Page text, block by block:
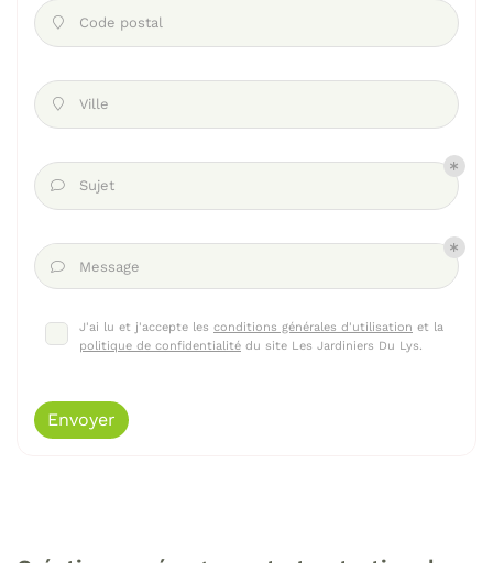
 Code postal
 Ville
 Sujet
 Message
J'ai lu et j'accepte les conditions générales d'utilisation et la
politique de confidentialité du site Les Jardiniers Du Lys.
Envoyer